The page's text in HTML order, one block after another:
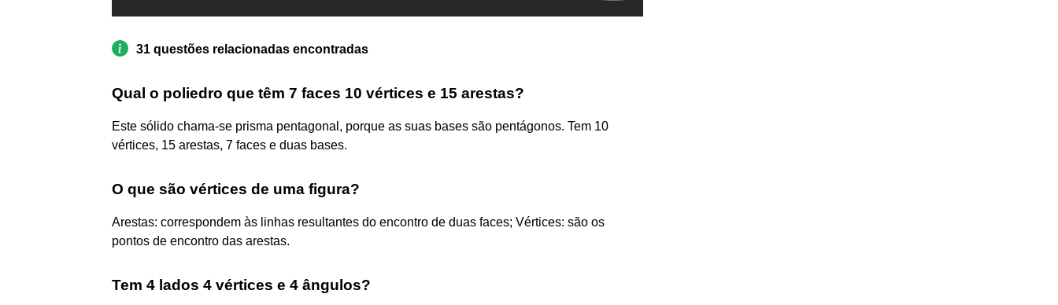
31 questões relacionadas encontradas
Qual o poliedro que têm 7 faces 10 vértices e 15 arestas?
Este sólido chama-se prisma pentagonal, porque as suas bases são pentágonos. Tem 10
vértices, 15 arestas, 7 faces e duas bases.
O que são vértices de uma figura?
Arestas: correspondem às linhas resultantes do encontro de duas faces; Vértices: são os
pontos de encontro das arestas.
Tem 4 lados 4 vértices e 4 ângulos?